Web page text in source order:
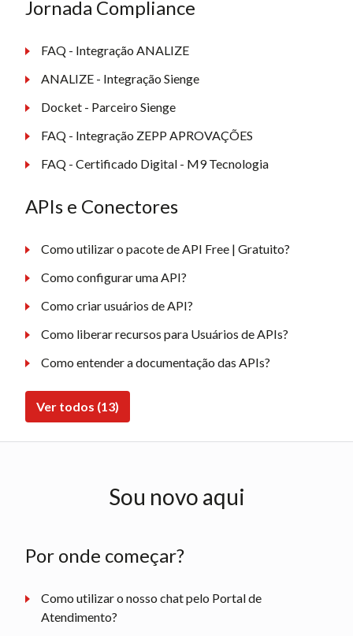
Jornada Compliance
FAQ - Integração ANALIZE
ANALIZE - Integração Sienge
Docket - Parceiro Sienge
FAQ - Integração ZEPP APROVAÇÕES
FAQ - Certificado Digital - M9 Tecnologia
APIs e Conectores
Como utilizar o pacote de API Free | Gratuito?
Como configurar uma API?
Como criar usuários de API?
Como liberar recursos para Usuários de APIs?
Como entender a documentação das APIs?
Ver todos (13)
Sou novo aqui
Por onde começar?
Como utilizar o nosso chat pelo Portal de
Atendimento?